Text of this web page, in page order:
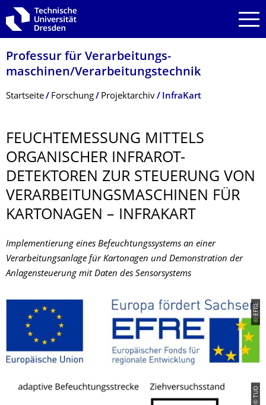
Zur Hauptnavigation springen
Zur Suche springen
Zum Inhalt springen
Professur für Verarbeitungs­
maschinen/Verarbeitungstech­nik
Breadcrumb-Menü
Startseite Forschung Projektarchiv InfraKart
FEUCHTEMESSUNG MITTELS
ORGANISCHER INFRAROT-
DETEKTOREN ZUR STEUERUNG VON
VERARBEITUNGS­MASCHINEN FÜR
KARTONAGEN – INFRAKART
Implementierung eines Befeuchtungssystems an einer
Verarbeitungsanlage für Kartonagen und Demonstration der
Anlagensteuerung mit Daten des Sensorsystems
© EFRE
© TUD